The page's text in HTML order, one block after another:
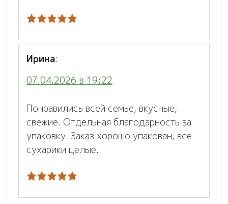
Ирина:
07.04.2026 в 19:22
Понравились всей семье, вкусные,
свежие. Отдельная благодарность за
упаковку. Заказ хорошо упакован, все
сухарики целые.